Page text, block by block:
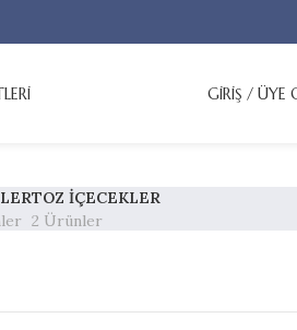
GIRIŞ / ÜYE
TOZ İÇECEKLER
2 Ürünler